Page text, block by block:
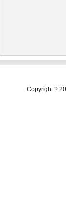
Copyright ?